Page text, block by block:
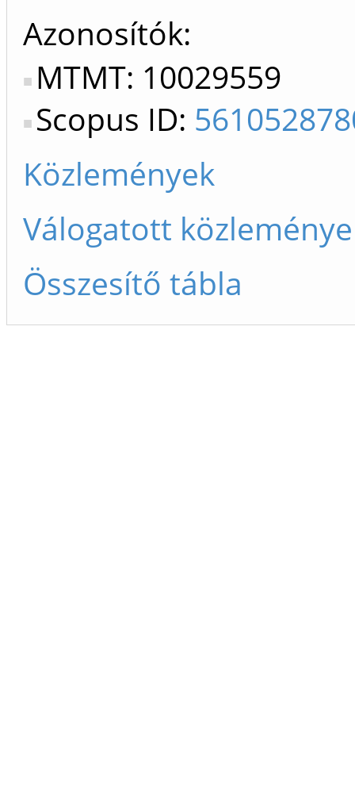
Azonosítók
MTMT: 10029559
Scopus ID:
Közlemények
Válogatott
Összesítő tábla